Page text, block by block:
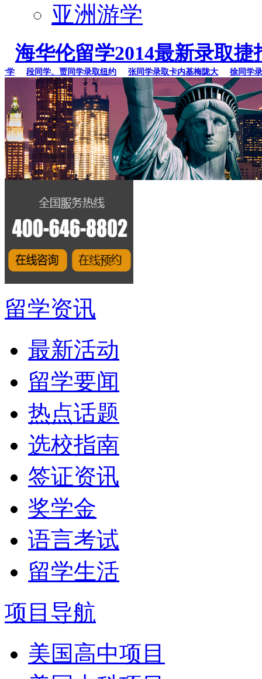
亚洲游学
海华伦留学2014最新录取捷
段同学、贾同学录取纽约 张同学录取卡内基梅陇大 徐同学录取
留学资讯
最新活动
留学要闻
热点话题
选校指南
签证资讯
奖学金
语言考试
留学生活
项目导航
美国高中项目